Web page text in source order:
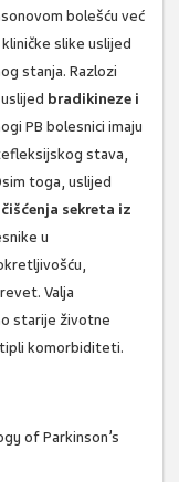
bolešću već
slike uslijed
stanja. Razlozi
bradikineze i
PB bolesnici imaju
stava,
toga, uslijed
sekreta iz
u
Valja
starije životne
komorbiditeti.
of Parkinson’s